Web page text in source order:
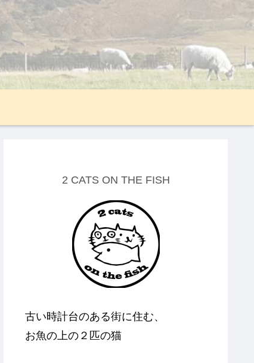
2 CATS ON THE FISH
古い時計台のある街に住む、
お魚の上の２匹の猫